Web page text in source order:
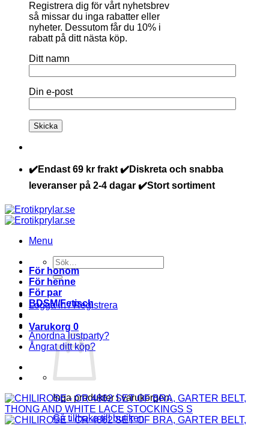
Registrera dig för vårt nyhetsbrev
så missar du inga rabatter eller
nyheter. Dessutom får du 10% i
rabatt på ditt nästa köp.
Ditt namn
Din e-post
✔️Endast 69 kr frakt ✔️Diskreta och snabba
leveranser på 2-4 dagar ✔️Stort sortiment
Menu
Sök
efter:
Logga in / Registrera
Varukorg 0
Inga produkter i varukorgen.
Gå tillbaka till butiken
För honom
För henne
För par
BDSM/Fetisch
Anordna lustparty?
Ångrat ditt köp?